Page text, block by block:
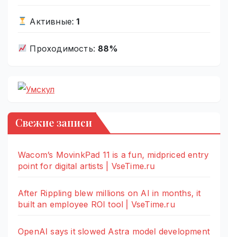
Активные:1
Проходимость: 88%
Свежие записи
Wacom’s MovinkPad 11 is a fun, midpriced entry
point for digital artists | VseTime.ru
After Rippling blew millions on AI in months, it
built an employee ROI tool | VseTime.ru
OpenAI says it slowed Astra model development